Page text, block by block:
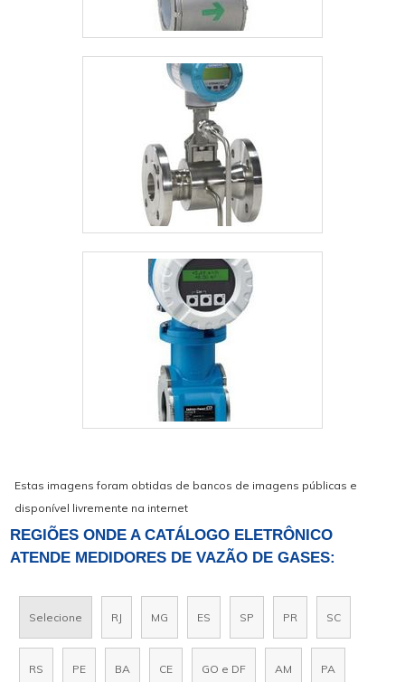
Estas imagens foram obtidas de bancos de imagens públicas e
disponível livremente na internet
REGIÕES ONDE A CATÁLOGO ELETRÔNICO
ATENDE MEDIDORES DE VAZÃO DE GASES:
Selecione RJ MG ES SP PR SC
RS PE BA CE GO e DF AM PA